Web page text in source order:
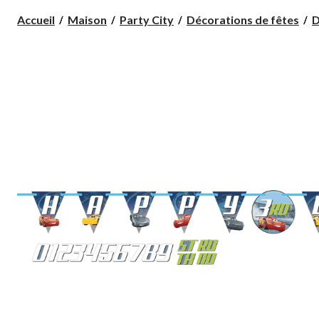
Accueil Maison Party City Décorations de fêtes